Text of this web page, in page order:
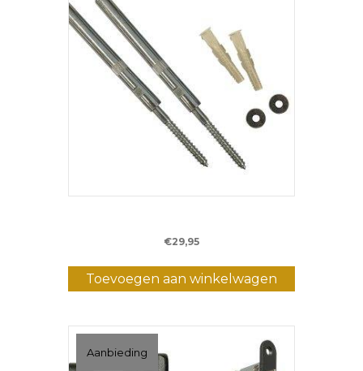
€29,95
Toevoegen aan winkelwagen
Aanbieding